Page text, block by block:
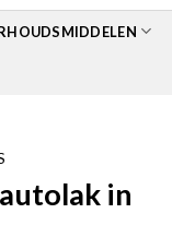
in